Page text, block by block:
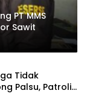
PT MMS
Sawit
Tidak
Palsu, Patroli